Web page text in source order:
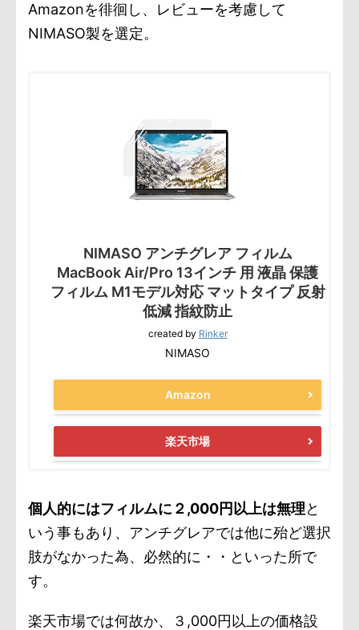
Amazonを徘徊し、レビューを考慮して
NIMASO製を選定。
NIMASO アンチグレア フィルム
MacBook Air/Pro 13インチ 用 液晶 保護
フィルム M1モデル対応 マットタイプ 反射
低減 指紋防止
created by Rinker
NIMASO
Amazon
楽天市場
個人的にはフィルムに２,000円以上は無理と
いう事もあり、アンチグレアでは他に殆ど選択
肢がなかった為、必然的に・・といった所で
す。
楽天市場では何故か、３,000円以上の価格設